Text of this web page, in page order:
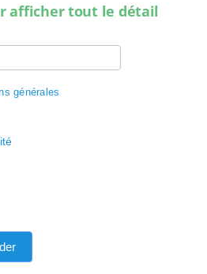
afficher tout le détail
générales